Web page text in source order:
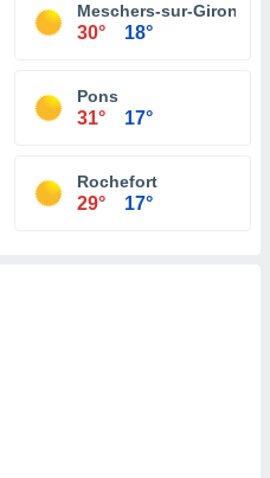
Meschers-sur-Gironde
30° 18°
Pons
31° 17°
Rochefort
29° 17°